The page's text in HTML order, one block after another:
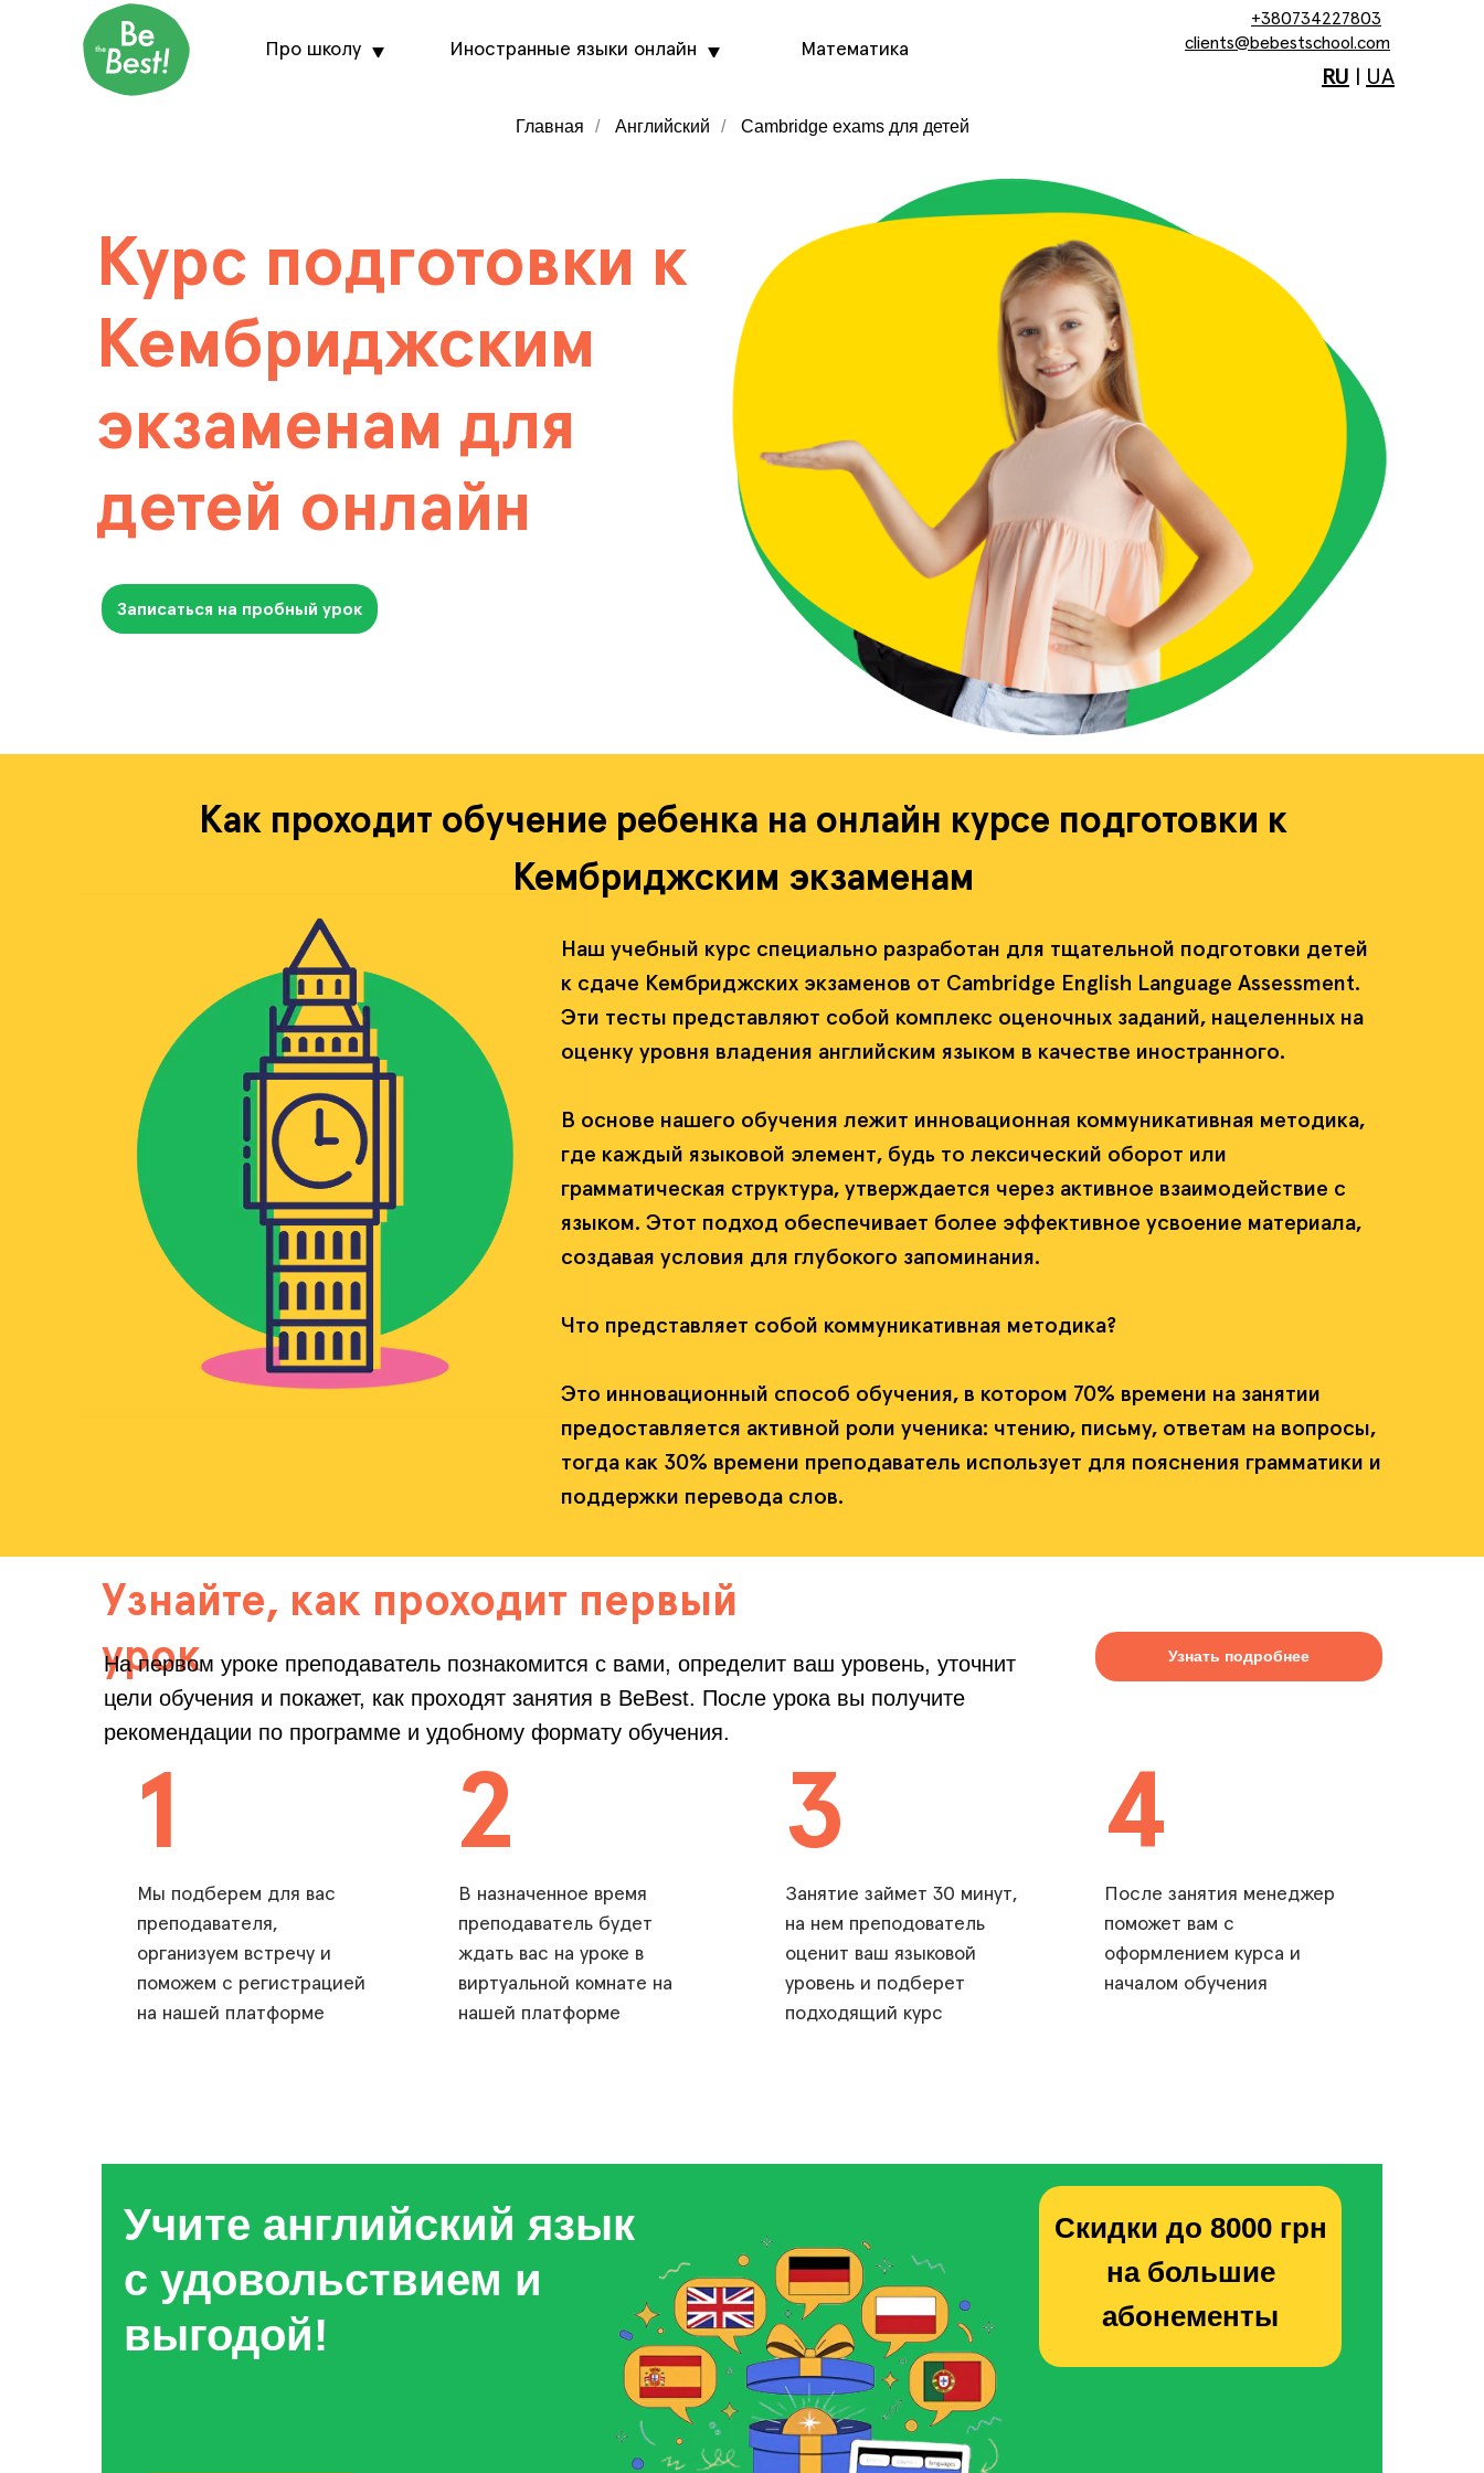
Иностранные языки онлайн
Про школу
+380734227803
clients@bebestschool.com
Математика
RU UA
Главная / Английский / Cambridge exams для детей
Курс подготовки к
Кембриджским
экзаменам для
детей онлайн
Записаться на пробный урок
Как проходит обучение ребенка на онлайн курсе подготовки к
Кембриджским экзаменам
Наш учебный курс специально разработан для тщательной подготовки детей
к сдаче Кембриджских экзаменов от Cambridge English Language Assessment.
Эти тесты представляют собой комплекс оценочных заданий, нацеленных на
оценку уровня владения английским языком в качестве иностранного.
В основе нашего обучения лежит инновационная коммуникативная методика,
где каждый языковой элемент, будь то лексический оборот или
грамматическая структура, утверждается через активное взаимодействие с
языком. Этот подход обеспечивает более эффективное усвоение материала,
создавая условия для глубокого запоминания.
Что представляет собой коммуникативная методика?
Это инновационный способ обучения, в котором 70% времени на занятии
предоставляется активной роли ученика: чтению, письму, ответам на вопросы,
тогда как 30% времени преподаватель использует для пояснения грамматики и
поддержки перевода слов.
Узнайте, как проходит первый
урок
1
Мы подберем для вас
преподавателя,
организуем встречу и
поможем с регистрацией
на нашей платформе
2
В назначенное время
преподаватель будет
ждать вас на уроке в
виртуальной комнате на
нашей платформе
3
Занятие займет 30 минут,
на нем преподователь
оценит ваш языковой
уровень и подберет
подходящий курс
4
После занятия менеджер
поможет вам с
оформлением курса и
началом обучения
Узнать подробнее
На первом уроке преподаватель познакомится с вами, определит ваш уровень, уточнит
цели обучения и покажет, как проходят занятия в BeBest. После урока вы получите
рекомендации по программе и удобному формату обучения.
Учите английский язык
с удовольствием и
выгодой!
Скидки до 8000 грн
на большие
абонементы